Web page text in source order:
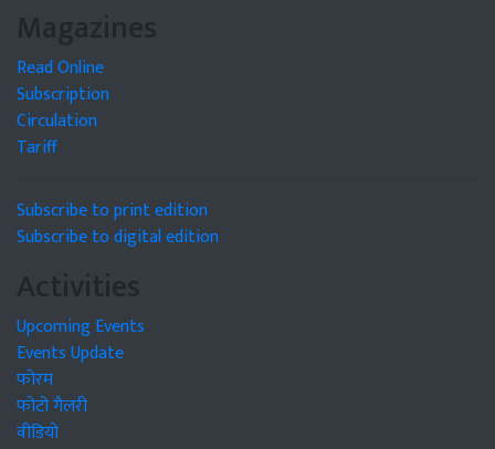
Magazines
Read Online
Subscription
Circulation
Tariff
Subscribe to print edition
Subscribe to digital edition
Activities
Upcoming Events
Events Update
फोरम
फोटो गैलरी
वीडियो